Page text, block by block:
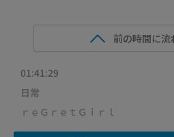
前の時間に流
01:41:29
日常
ｒｅＧｒｅｔＧｉｒｌ